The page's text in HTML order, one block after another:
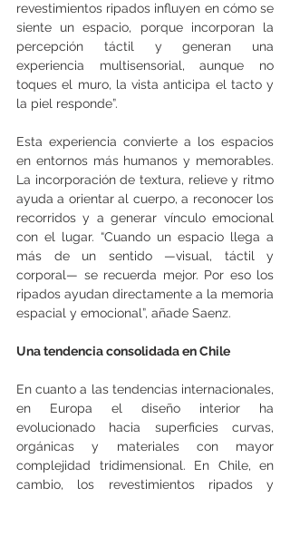
revestimientos ripados influyen en cómo se
siente un espacio, porque incorporan la
percepción táctil y generan una
experiencia multisensorial, aunque no
toques el muro, la vista anticipa el tacto y
la piel responde”.
Esta experiencia convierte a los espacios
en entornos más humanos y memorables.
La incorporación de textura, relieve y ritmo
ayuda a orientar al cuerpo, a reconocer los
recorridos y a generar vínculo emocional
con el lugar. “Cuando un espacio llega a
más de un sentido —visual, táctil y
corporal— se recuerda mejor. Por eso los
ripados ayudan directamente a la memoria
espacial y emocional”, añade Saenz.
Una tendencia consolidada en Chile
En cuanto a las tendencias internacionales,
en Europa el diseño interior ha
evolucionado hacia superficies curvas,
orgánicas y materiales con mayor
complejidad tridimensional. En Chile, en
cambio, los revestimientos ripados y